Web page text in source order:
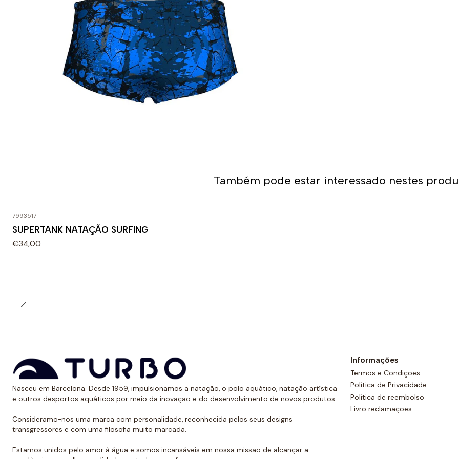
Também pode estar interessado nestes
7993517
SUPERTANK NATAÇÃO SURFING
€34,00
Nasceu em Barcelona. Desde 1959, impulsionamos a natação, o polo aquático, natação artística
e outros desportos aquáticos por meio da inovação e do desenvolvimento de novos produtos.
Consideramo-nos uma marca com personalidade, reconhecida pelos seus designs
transgressores e com uma filosofia muito marcada.
Estamos unidos pelo amor à água e somos incansáveis em nossa missão de alcançar a
Informações
Termos e Condições
Política de Privacidade
Política de reembolso
Livro reclamações